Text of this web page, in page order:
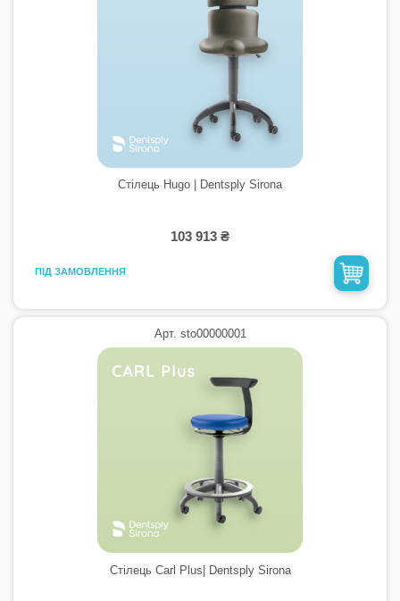
Стілець Hugo | Dentsply Sirona
103 913 ₴
ПІД ЗАМОВЛЕННЯ
Арт. sto00000001
Стілець Carl Plus| Dentsply Sirona